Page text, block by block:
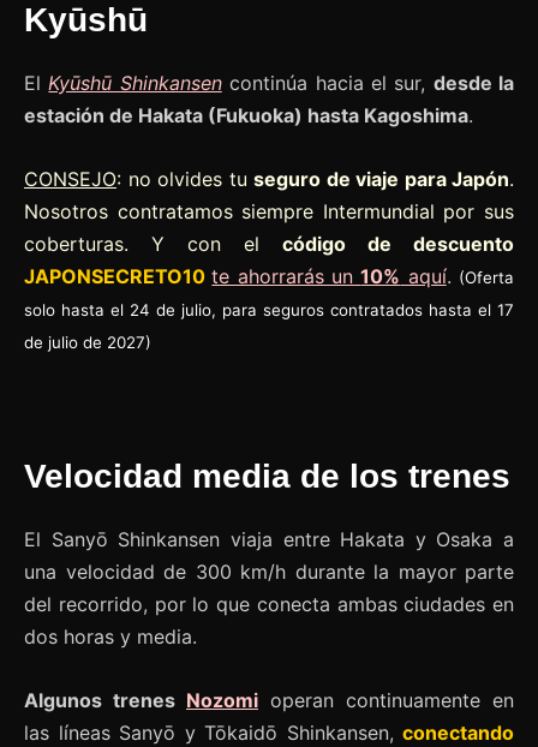
Kyūshū
ElKyūshū Shinkansencontinúa hacia el sur, desde la
estación de Hakata (Fukuoka) hasta Kagoshima.
CONSEJO: no olvides tu seguro de viaje para Japón.
Nosotros contratamos siempre Intermundial por sus
coberturas. Y con el código de descuento
JAPONSECRETO10 te ahorrarás un10% aquí. (Oferta
solo hasta el 24 de julio, para seguros contratados hasta el 17
de julio de 2027)
Velocidad media de los trenes
El Sanyō Shinkansen viaja entre Hakata y Osaka a
una velocidad de 300 km/h durante la mayor parte
del recorrido, por lo que conecta ambas ciudades en
dos horas y media.
Algunos trenes Nozomi operan continuamente en
las líneas Sanyō y Tōkaidō Shinkansen, conectando